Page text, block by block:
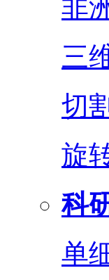
非
三
切
旋
科
单